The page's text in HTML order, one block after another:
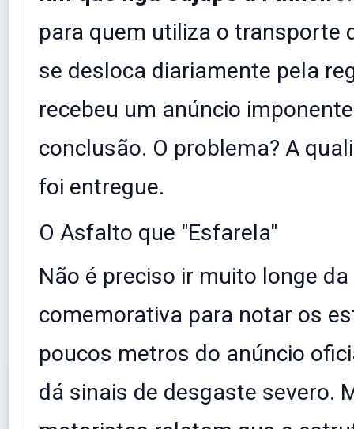
para quem utiliza o transporte
se desloca diariamente pela
recebeu um anúncio
conclusão. O problema? A
foi entregue.
​O Asfalto que "Esfarela"
​Não é preciso ir muito longe
comemorativa para notar os
poucos metros do anúncio
dá sinais de desgaste severo.